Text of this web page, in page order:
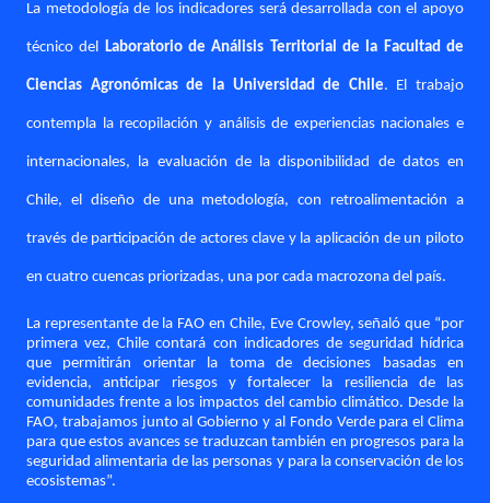
La metodología de los indicadores será desarrollada con el apoyo
técnico del Laboratorio de Análisis Territorial de la Facultad de
Ciencias Agronómicas de la Universidad de Chile. El trabajo
contempla la recopilación y análisis de experiencias nacionales e
internacionales, la evaluación de la disponibilidad de datos en
Chile, el diseño de una metodología, con retroalimentación a
través de participación de actores clave y la aplicación de un piloto
en cuatro cuencas priorizadas, una por cada macrozona del país.
La representante de la FAO en Chile, Eve Crowley, señaló que “por
primera vez, Chile contará con indicadores de seguridad hídrica
que permitirán orientar la toma de decisiones basadas en
evidencia, anticipar riesgos y fortalecer la resiliencia de las
comunidades frente a los impactos del cambio climático. Desde la
FAO, trabajamos junto al Gobierno y al Fondo Verde para el Clima
para que estos avances se traduzcan también en progresos para la
seguridad alimentaria de las personas y para la conservación de los
ecosistemas”.